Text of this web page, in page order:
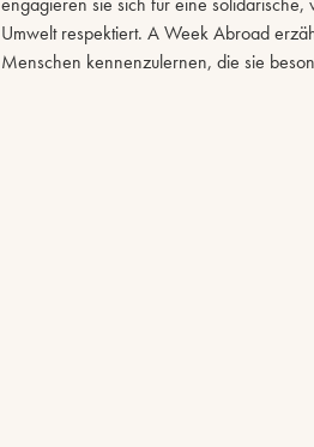
Umwelt respektiert. A Week Abroad
Menschen kennenzulernen, die sie